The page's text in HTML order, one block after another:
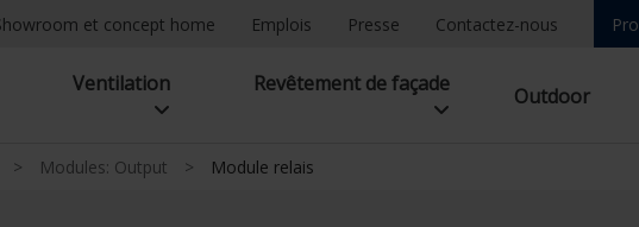
et concept home Emplois Presse Contactez-nous
Ventilation Revêtement de façade Outdoor
> Modules: Output > Module relais